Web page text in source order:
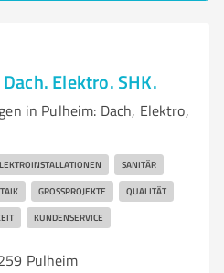
Elektro. SHK.
in Pulheim: Dach, Elektro,
SANITÄR
GROSSPROJEKTE QUALITÄT
KUNDENSERVICE
Pulheim